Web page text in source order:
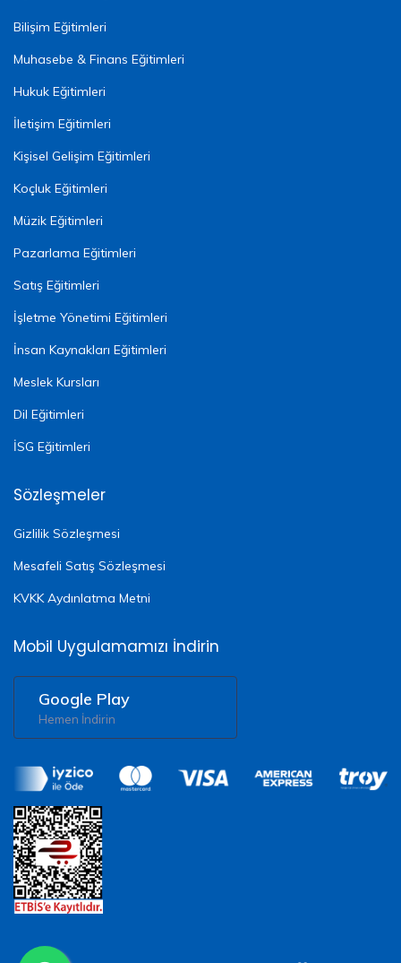
Bilişim Eğitimleri
Muhasebe & Finans Eğitimleri
Hukuk Eğitimleri
İletişim Eğitimleri
Kişisel Gelişim Eğitimleri
Koçluk Eğitimleri
Müzik Eğitimleri
Pazarlama Eğitimleri
Satış Eğitimleri
İşletme Yönetimi Eğitimleri
İnsan Kaynakları Eğitimleri
Meslek Kursları
Dil Eğitimleri
İSG Eğitimleri
Sözleşmeler
Gizlilik Sözleşmesi
Mesafeli Satış Sözleşmesi
KVKK Aydınlatma Metni
Mobil Uygulamamızı İndirin
Google Play
Hemen İndirin